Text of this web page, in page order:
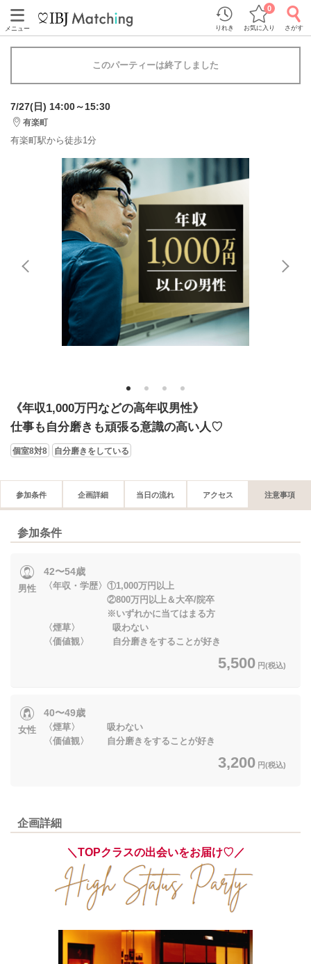
メニュー りれき お気に入り
0
さがす
このパーティーは終了しました
7/27(日) 14:00～15:30
有楽町
有楽町駅から徒歩1分
1 2 3 4
《年収1,000万円などの高年収男性》
仕事も自分磨きも頑張る意識の高い人♡
個室8対8 自分磨きをしている
参加条件 企画詳細 当日の流れ アクセス 注意事項
参加条件
男性
42〜54歳
〈年収・学歴〉①1,000万円以上
②800万円以上＆大卒/院卒
※いずれかに当てはまる方
〈煙草〉 吸わない
〈価値観〉 自分磨きをすることが好き
5,500 円(税込)
女性
40〜49歳
〈煙草〉 吸わない
〈価値観〉 自分磨きをすることが好き
3,200 円(税込)
企画詳細
＼TOPクラスの出会いをお届け♡／